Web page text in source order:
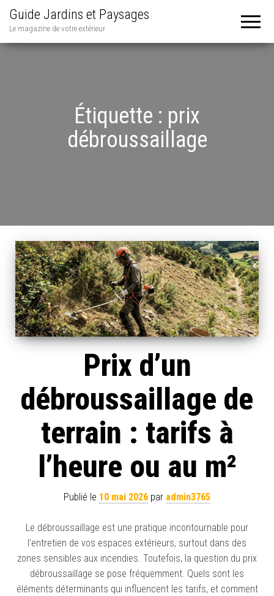
Guide Jardins et Paysages
Le magazine de votre extérieur
Étiquette : prix
débroussaillage
Prix d’un
débroussaillage de
terrain : tarifs à
l’heure ou au m²
Publié le 10 mai 2026 par admin3765
Le débroussaillage est une pratique incontournable pour
l’entretien de vos espaces extérieurs, surtout dans des
zones sensibles aux incendies. Toutefois, la question du prix
débroussaillage se pose fréquemment. Quels sont les
éléments déterminants qui influencent les tarifs, et comment